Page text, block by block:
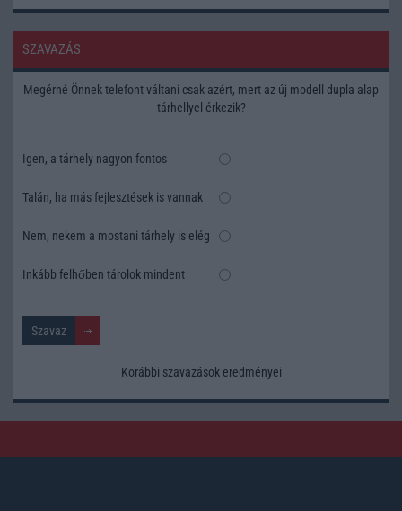
SZAVAZÁS
Megérné Önnek telefont váltani csak azért, mert az új modell dupla alap
tárhellyel érkezik?
Igen, a tárhely nagyon fontos
Talán, ha más fejlesztések is vannak
Nem, nekem a mostani tárhely is elég
Inkább felhőben tárolok mindent
Korábbi szavazások eredményei